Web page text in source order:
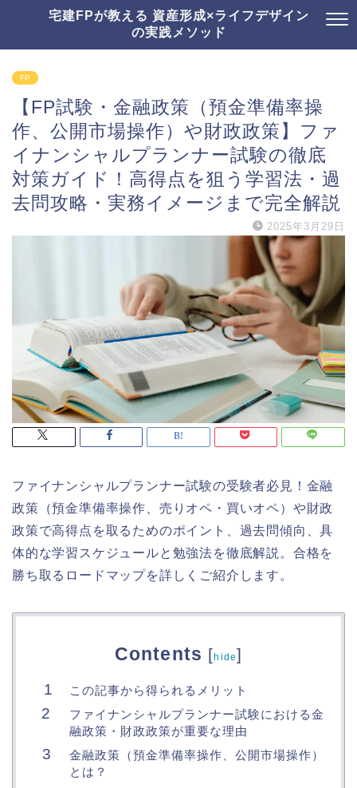
宅建FPが教える 資産形成×ライフデザイン
の実践メソッド
FP
【FP試験・金融政策（預金準備率操
作、公開市場操作）や財政政策】ファ
イナンシャルプランナー試験の徹底
対策ガイド！高得点を狙う学習法・過
去問攻略・実務イメージまで完全解説
2025年3月29日
ファイナンシャルプランナー試験の受験者必見！金融
政策（預金準備率操作、売りオペ・買いオペ）や財政
政策で高得点を取るためのポイント、過去問傾向、具
体的な学習スケジュールと勉強法を徹底解説。合格を
勝ち取るロードマップを詳しくご紹介します。
Contents [hide]
この記事から得られるメリット
ファイナンシャルプランナー試験における金
融政策・財政政策が重要な理由
金融政策（預金準備率操作、公開市場操作）
とは？